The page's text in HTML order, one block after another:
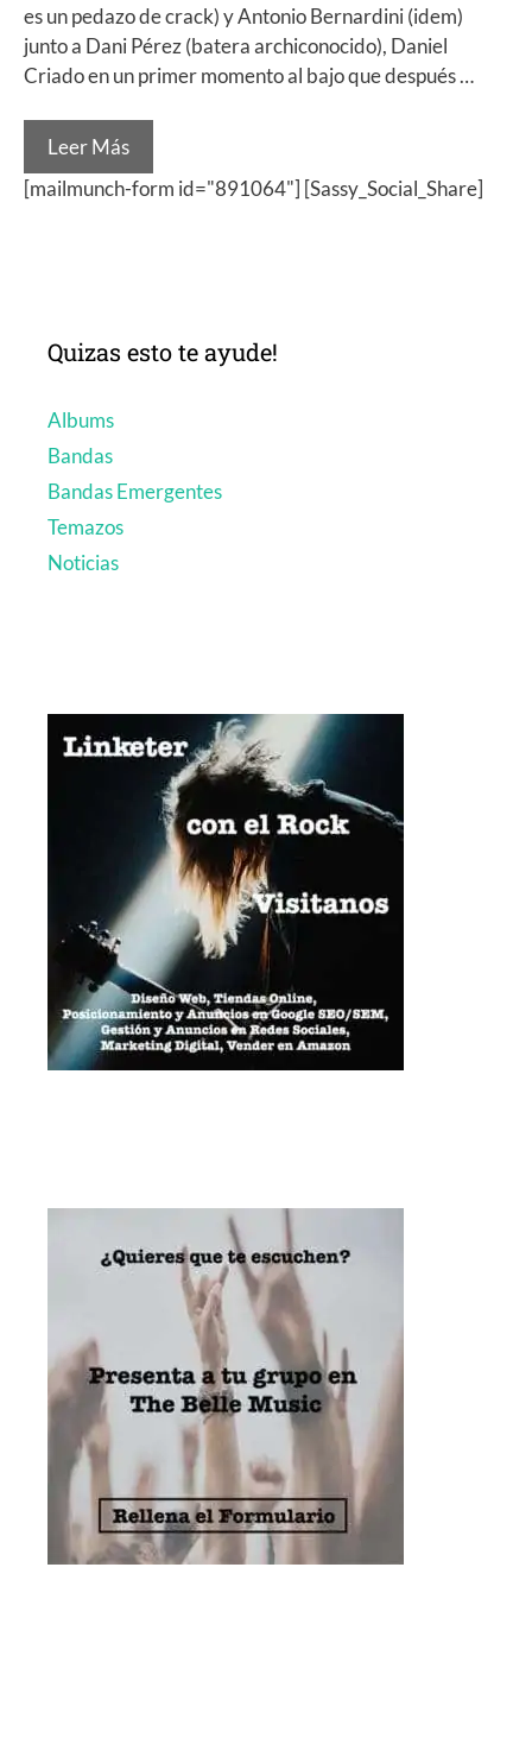
es un pedazo de crack) y Antonio Bernardini (idem)
junto a Dani Pérez (batera archiconocido), Daniel
Criado en un primer momento al bajo que después …
Leer Más
[mailmunch-form id="891064"] [Sassy_Social_Share]
Quizas esto te ayude!
Albums
Bandas
Bandas Emergentes
Temazos
Noticias